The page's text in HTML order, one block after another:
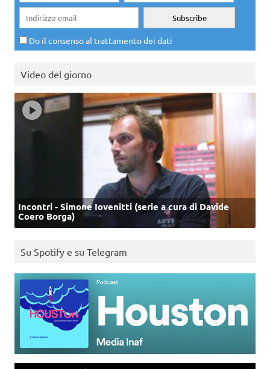
Do il consenso al trattamento dei dati
Video del giorno
Incontri - Simone Iovenitti (serie a cura di Davide
Coero Borga)
Su Spotify e su Telegram